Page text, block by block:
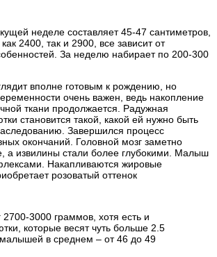
неделе составляет 45-47 сантиметров,
2400, так и 2900, все зависит от
За неделю набирает по 200-300
вполне готовым к рождению, но
очень важен, ведь накопление
ткани продолжается. Радужная
становится такой, какой ей нужно быть
Завершился процесс
окончаний. Головной мозг заметно
а извилины стали более глубокими. Малыш
Накапливаются жировые
розоватый оттенок
3000 граммов, хотя есть и
которые весят чуть больше 2.5
в среднем – от 46 до 49